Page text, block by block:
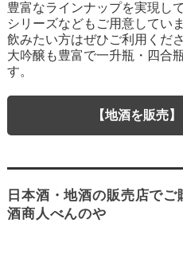
豊富なラインナップを実現し
シリーズなどもご用意してい
飲みたい方はぜひご利用くだ
大吟醸も豊富で一升瓶・四合
す。
【地酒を販売
日本酒・地酒の販売店で
酒商人べんのや